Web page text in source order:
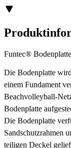
Funtec®
Die Bodenplatte
einem Fundament
Beachvolleyball-
Bodenplatte
Die Bodenplatte
Sandschutzrahmen
teiligen Deckel